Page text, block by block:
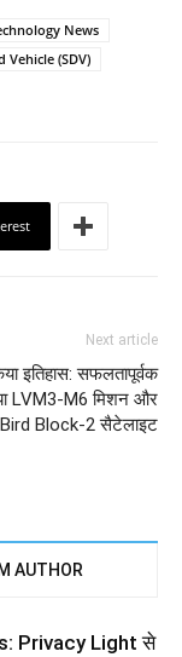
News
Vehicle (SDV)
Next article
इतिहास: सफलतापूर्वक
LVM3-M6 मिशन और
Block-2 सैटेलाइट
AUTHOR
Privacy Light से